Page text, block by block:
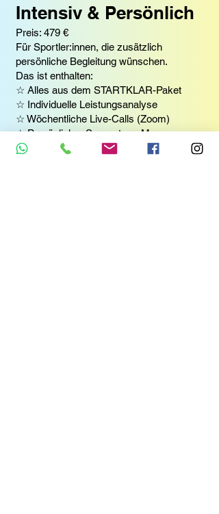
Intensiv & Persönlich
Preis: 479 €
Für Sportler:innen, die zusätzlich
persönliche Begleitung wünschen.
Das ist enthalten:
☆ Alles aus dem STARTKLAR-Paket
☆ Individuelle Leistungsanalyse
☆ Wöchentliche Live-Calls (Zoom)
☆ Persönlicher Support per Messenger
📌 Deine Premium-Begleitung für